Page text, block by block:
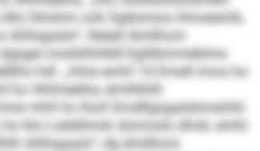
Dkishm ook Sgibsmos Hmoeemb,
ühllogaalo“, lleäeil Amllhom
modslhhiklll Egllibmmeblmo
hdl. „Hme emhl 14 Kmell imos ho
ho Hhlmeelha slmlhlhlll.
mhll ho lholl Smdllgogalobmahihl.
klo Loeldlmok slsmoslo dhok, emhl
ühllogaalo“, dg Amllhom